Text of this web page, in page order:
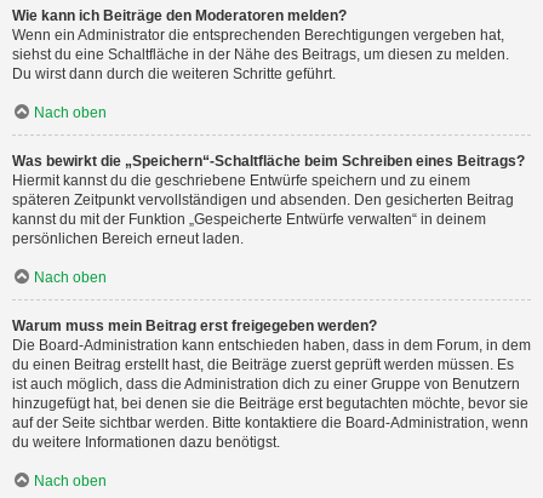
Wie kann ich Beiträge den Moderatoren melden?
Wenn ein Administrator die entsprechenden Berechtigungen vergeben hat,
siehst du eine Schaltfläche in der Nähe des Beitrags, um diesen zu melden.
Du wirst dann durch die weiteren Schritte geführt.
Nach oben
Was bewirkt die „Speichern“-Schaltfläche beim Schreiben eines Beitrags?
Hiermit kannst du die geschriebene Entwürfe speichern und zu einem
späteren Zeitpunkt vervollständigen und absenden. Den gesicherten Beitrag
kannst du mit der Funktion „Gespeicherte Entwürfe verwalten“ in deinem
persönlichen Bereich erneut laden.
Nach oben
Warum muss mein Beitrag erst freigegeben werden?
Die Board-Administration kann entschieden haben, dass in dem Forum, in dem
du einen Beitrag erstellt hast, die Beiträge zuerst geprüft werden müssen. Es
ist auch möglich, dass die Administration dich zu einer Gruppe von Benutzern
hinzugefügt hat, bei denen sie die Beiträge erst begutachten möchte, bevor sie
auf der Seite sichtbar werden. Bitte kontaktiere die Board-Administration, wenn
du weitere Informationen dazu benötigst.
Nach oben